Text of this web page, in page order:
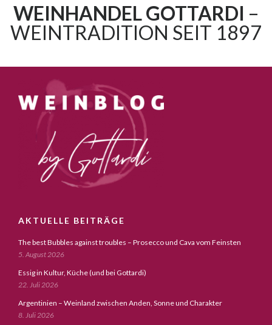
WEINHANDEL GOTTARDI –
WEINTRADITION SEIT 1897
AKTUELLE BEITRÄGE
The best Bubbles against troubles – Prosecco und Cava vom Feinsten
5. August 2026
Essig in Kultur, Küche (und bei Gottardi)
22. Juli 2026
Argentinien – Weinland zwischen Anden, Sonne und Charakter
8. Juli 2026